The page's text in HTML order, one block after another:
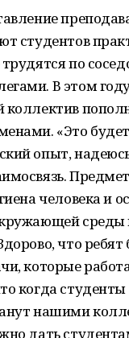
студентов
по
В этом
коллектив
«Это
опыт,
человека и
что
которые
когда
нашими
дать